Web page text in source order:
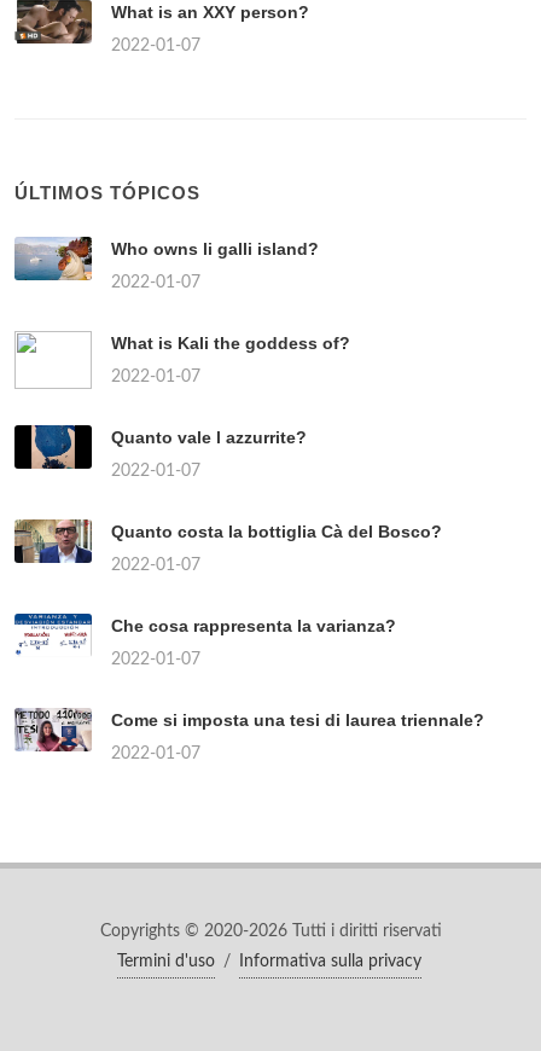
What is an XXY person?
2022-01-07
ÚLTIMOS TÓPICOS
Who owns li galli island?
2022-01-07
What is Kali the goddess of?
2022-01-07
Quanto vale l azzurrite?
2022-01-07
Quanto costa la bottiglia Cà del Bosco?
2022-01-07
Che cosa rappresenta la varianza?
2022-01-07
Come si imposta una tesi di laurea triennale?
2022-01-07
Copyrights © 2020-2026 Tutti i diritti riservati
Termini d'uso
/ Informativa sulla privacy